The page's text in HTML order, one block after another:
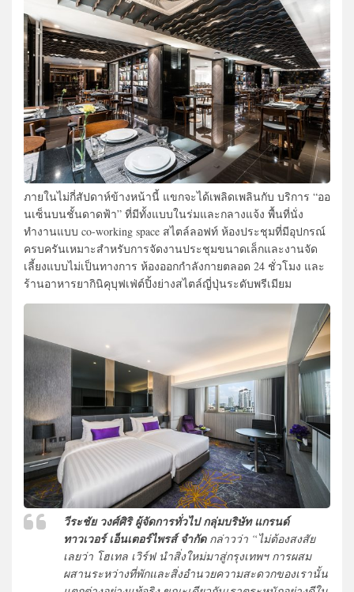
ภายในไม่กี่สัปดาห์ข้างหน้านี้ แขกจะได้เพลิดเพลินกับ บริการ “ออ
นเซ็นบนชั้นดาดฟ้า” ที่มีทั้งแบบในร่มและกลางแจ้ง พื้นที่นั่ง
ทำงานแบบ co-working space สไตล์ลอฟท์ ห้องประชุมที่มีอุปกรณ์
ครบครันเหมาะสำหรับการจัดงานประชุมขนาดเล็กและงานจัด
เลี้ยงแบบไม่เป็นทางการ ห้องออกกำลังกายตลอด 24 ชั่วโมง และ
ร้านอาหารยากินิคุบุฟเฟ่ต์ปิ้งย่างสไตล์ญี่ปุ่นระดับพรีเมียม
วีระชัย วงศ์ศิริ ผู้จัดการทั่วไป กลุ่มบริษัท แกรนด์
ทาวเวอร์ เอ็นเตอร์ไพรส์ จำกัดกล่าวว่า “ไม่ต้องสงสัย
เลยว่า โฮเทล เวิร์ฟ นำสิ่งใหม่มาสู่กรุงเทพฯ การผสม
ผสานระหว่างที่พักและสิ่งอำนวยความสะดวกของเรานั้น